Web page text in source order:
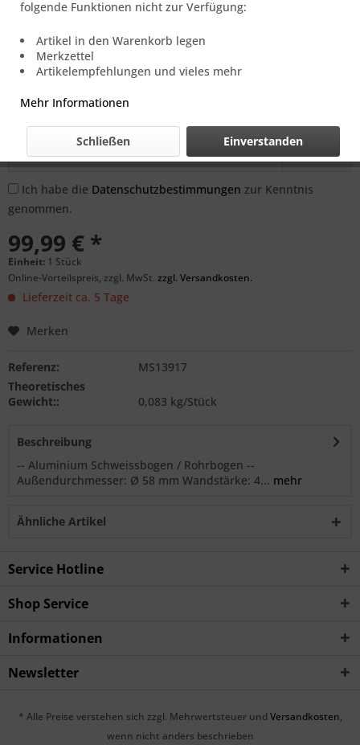
Preis und Verfügbarkeit auf Anfrage.
Benachrichtigen Sie mich, sobald der Artikel
Ich habe die Datenschutzbestimmungen zur Kenntnis
genommen.
99,99 € *
Einheit: 1 Stück
Online-Vorteilspreis, zzgl. MwSt. zzgl. Versandkosten.
Lieferzeit ca. 5 Tage
Merken
Referenz:
MS13917
Theoretisches
Gewicht::
0,083 kg/Stück
Beschreibung
-- Aluminium Schweissbogen / Rohrbogen --
Außendurchmesser: Ø 58 mm Wandstärke: 4... mehr
Ähnliche Artikel
Service Hotline
Shop Service
Informationen
Newsletter
* Alle Preise verstehen sich zzgl. Mehrwertsteuer und Versandkosten,
wenn nicht anders beschrieben
folgende Funktionen nicht zur Verfügung:
Artikel in den Warenkorb legen
Merkzettel
Artikelempfehlungen und vieles mehr
Mehr Informationen
Einverstanden
Schließen